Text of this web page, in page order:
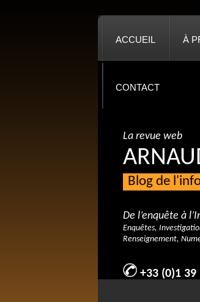
ACCUEIL À
CONTACT
La revue web
Blog de
De l’enquête à
Enquêtes,
Renseignement,
+33 (0)1 39